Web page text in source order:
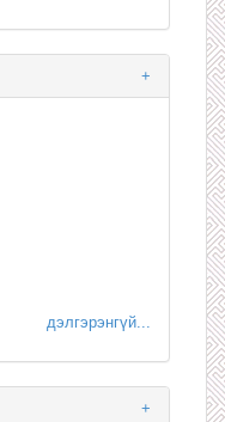
+
дэлгэрэнгүй...
+